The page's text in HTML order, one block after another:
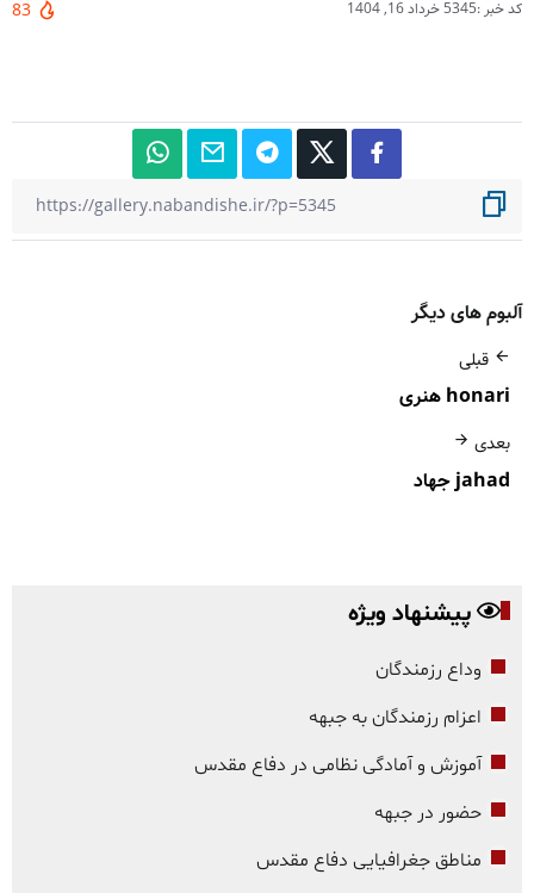
کد خبر :5345 خرداد 16, 1404 83
آلبوم های دیگر
قبلی
honari هنری
بعدی
jahad جهاد
پیشنهاد ویژه
وداع رزمندگان
اعزام رزمندگان به جبهه
آموزش و آمادگی نظامی در دفاع مقدس
حضور در جبهه
مناطق جغرافیایی دفاع مقدس